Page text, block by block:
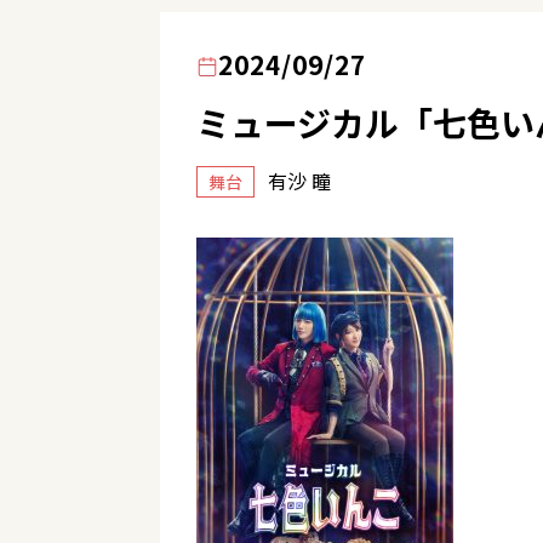
2024/09/27
ミュージカル「七色
舞台 有沙 瞳